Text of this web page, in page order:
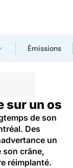
Émissions
sur un os
de son
Des
un
son crâne,
réimplanté.